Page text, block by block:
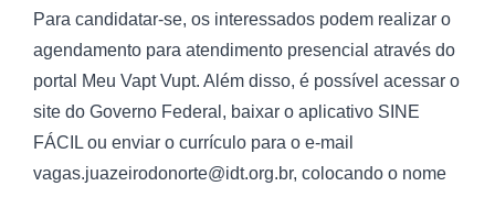
Para candidatar-se, os interessados podem realizar o
agendamento para atendimento presencial através do
portal Meu Vapt Vupt. Além disso, é possível acessar o
site do Governo Federal, baixar o aplicativo SINE
FÁCIL ou enviar o currículo para o e-mail
vagas.juazeirodonorte@idt.org.br, colocando o nome